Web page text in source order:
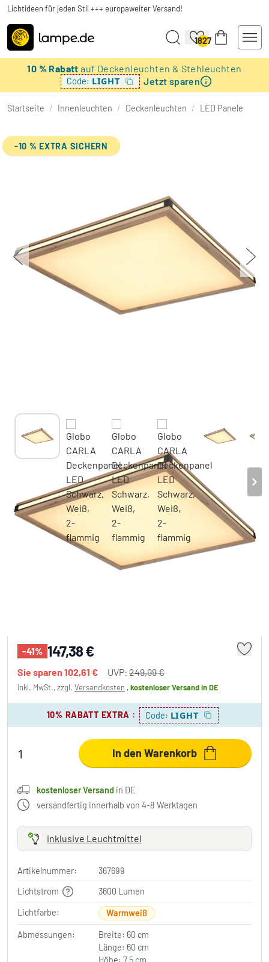
Lichtideen für jeden Stil +++ europaweiter Versand!
1827
10 % Rabattauf Deckenleuchten & Stehleuchten
Code: LIGHT Jetzt sparen
Startseite / Innenleuchten / Deckenleuchten / LED Panele
-10 % EXTRA SICHERN
-41% 147,38 €
Sie sparen 102,61 € UVP: 249,99 €
inkl. MwSt., zzgl. Versandkosten ,kostenloser Versandin DE
10% RABATT EXTRA : Code: LIGHT
In den Warenkorb
kostenloser Versand in DE
versandfertig innerhalb von 4-8 Werktagen
inklusive Leuchtmittel
Artikelnummer:
367699
Lichtstrom
3600 Lumen
Lichtfarbe: Warmweiß
Abmessungen:
Breite: 60 cm
Länge: 60 cm